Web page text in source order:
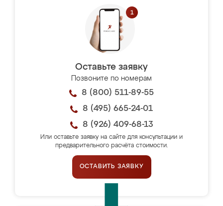
Оставьте заявку
Позвоните по номерам
8 (800) 511-89-55
8 (495) 665-24-01
8 (926) 409-68-13
Или оставьте заявку на сайте для консультации и
предварительного расчёта стоимости.
ОСТАВИТЬ ЗАЯВКУ